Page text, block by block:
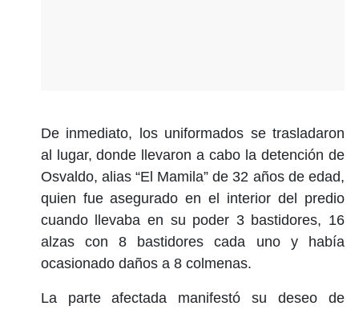
De inmediato, los uniformados se trasladaron
al lugar, donde llevaron a cabo la detención de
Osvaldo, alias “El Mamila” de 32 años de edad,
quien fue asegurado en el interior del predio
cuando llevaba en su poder 3 bastidores, 16
alzas con 8 bastidores cada uno y había
ocasionado daños a 8 colmenas.
La parte afectada manifestó su deseo de